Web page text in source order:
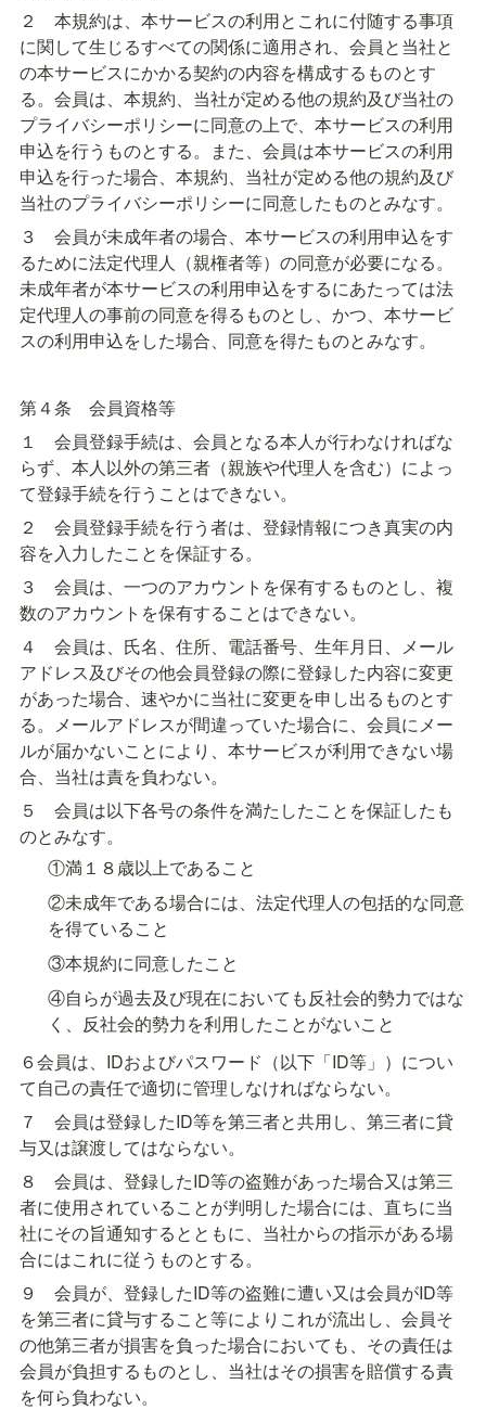
２　本規約は、本サービスの利用とこれに付随する事項
に関して生じるすべての関係に適用され、会員と当社と
の本サービスにかかる契約の内容を構成するものとす
る。会員は、本規約、当社が定める他の規約及び当社の
プライバシーポリシーに同意の上で、本サービスの利用
申込を行うものとする。また、会員は本サービスの利用
申込を行った場合、本規約、当社が定める他の規約及び
当社のプライバシーポリシーに同意したものとみなす。
３　会員が未成年者の場合、本サービスの利用申込をす
るために法定代理人（親権者等）の同意が必要になる。
未成年者が本サービスの利用申込をするにあたっては法
定代理人の事前の同意を得るものとし、かつ、本サービ
スの利用申込をした場合、同意を得たものとみなす。
第４条　会員資格等
１　会員登録手続は、会員となる本人が行わなければな
らず、本人以外の第三者（親族や代理人を含む）によっ
て登録手続を行うことはできない。
２　会員登録手続を行う者は、登録情報につき真実の内
容を入力したことを保証する。
３　会員は、一つのアカウントを保有するものとし、複
数のアカウントを保有することはできない。
４　会員は、氏名、住所、電話番号、生年月日、メール
アドレス及びその他会員登録の際に登録した内容に変更
があった場合、速やかに当社に変更を申し出るものとす
る。メールアドレスが間違っていた場合に、会員にメー
ルが届かないことにより、本サービスが利用できない場
合、当社は責を負わない。
５　会員は以下各号の条件を満たしたことを保証したも
のとみなす。
①満１８歳以上であること
②未成年である場合には、法定代理人の包括的な同意
を得ていること
③本規約に同意したこと
④自らが過去及び現在においても反社会的勢力ではな
く、反社会的勢力を利用したことがないこと
６会員は、IDおよびパスワード（以下「ID等」）につい
て自己の責任で適切に管理しなければならない。
７　会員は登録したID等を第三者と共用し、第三者に貸
与又は譲渡してはならない。
８　会員は、登録したID等の盗難があった場合又は第三
者に使用されていることが判明した場合には、直ちに当
社にその旨通知するとともに、当社からの指示がある場
合にはこれに従うものとする。
９　会員が、登録したID等の盗難に遭い又は会員がID等
を第三者に貸与すること等によりこれが流出し、会員そ
の他第三者が損害を負った場合においても、その責任は
会員が負担するものとし、当社はその損害を賠償する責
を何ら負わない。